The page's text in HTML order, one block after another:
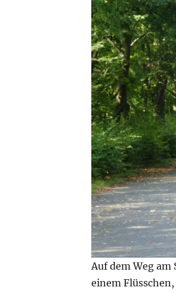
Auf dem Weg am
einem